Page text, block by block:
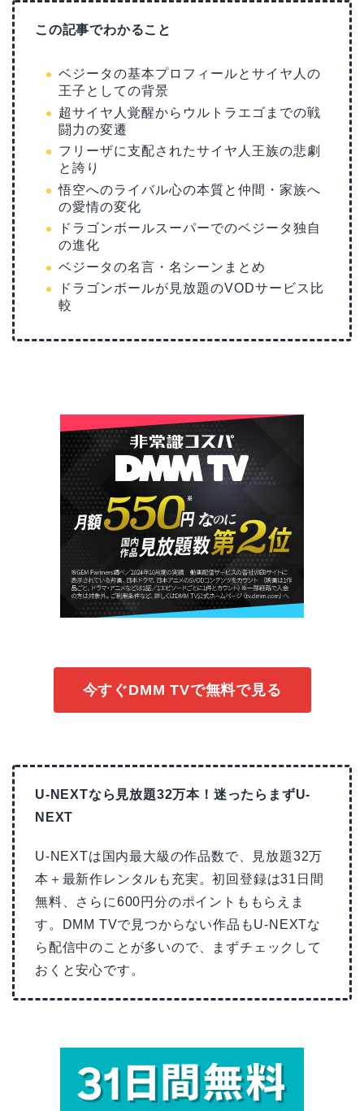
この記事でわかること
ベジータの基本プロフィールとサイヤ人の
王子としての背景
超サイヤ人覚醒からウルトラエゴまでの戦
闘力の変遷
フリーザに支配されたサイヤ人王族の悲劇
と誇り
悟空へのライバル心の本質と仲間・家族へ
の愛情の変化
ドラゴンボールスーパーでのベジータ独自
の進化
ベジータの名言・名シーンまとめ
ドラゴンボールが見放題のVODサービス比
較
今すぐDMM TVで無料で見る
U-NEXTなら見放題32万本！迷ったらまずU-
NEXT
U-NEXTは国内最大級の作品数で、見放題32万
本＋最新作レンタルも充実。初回登録は31日間
無料、さらに600円分のポイントももらえま
す。DMM TVで見つからない作品もU-NEXTな
ら配信中のことが多いので、まずチェックして
おくと安心です。